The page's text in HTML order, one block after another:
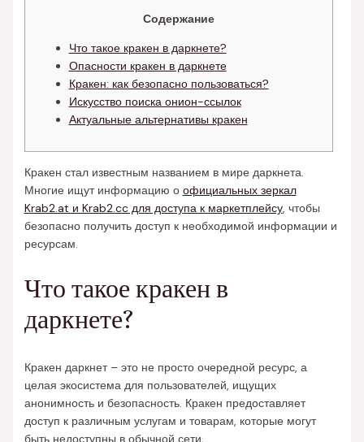
Содержание
Что такое кракен в даркнете?
Опасности кракен в даркнете
Кракен: как безопасно пользоваться?
Искусство поиска онион-ссылок
Актуальные альтернативы кракен
Кракен стал известным названием в мире даркнета.
Многие ищут информацию о официальных зеркал
Krab2.at и Krab2.cc для доступа к маркетплейсу, чтобы
безопасно получить доступ к необходимой информации и
ресурсам.
Что такое кракен в
даркнете?
Кракен даркнет – это не просто очередной ресурс, а
целая экосистема для пользователей, ищущих
анонимность и безопасность. Кракен предоставляет
доступ к различным услугам и товарам, которые могут
быть недоступны в обычной сети.